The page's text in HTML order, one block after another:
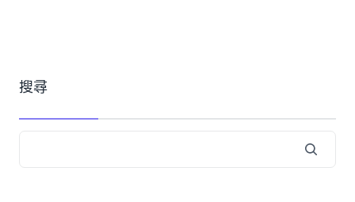
搜尋